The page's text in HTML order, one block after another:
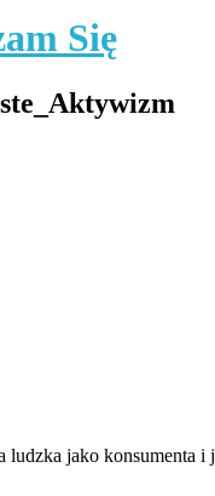
ludzka jako konsumenta